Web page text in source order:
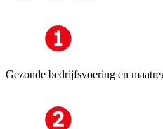
Gezonde bedrijfsvoering en